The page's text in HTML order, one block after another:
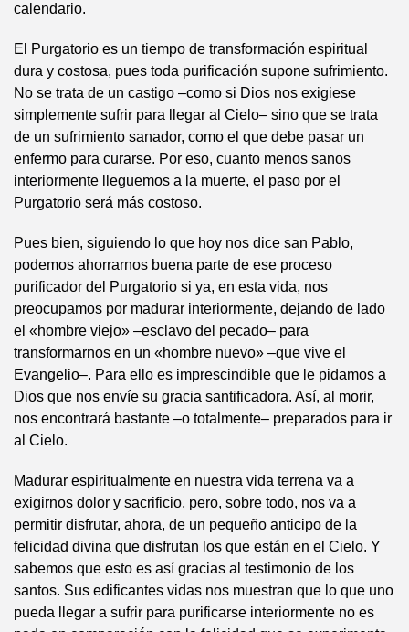
calendario.
El Purgatorio es un tiempo de transformación espiritual
dura y costosa, pues toda purificación supone sufrimiento.
No se trata de un castigo –como si Dios nos exigiese
simplemente sufrir para llegar al Cielo– sino que se trata
de un sufrimiento sanador, como el que debe pasar un
enfermo para curarse. Por eso, cuanto menos sanos
interiormente lleguemos a la muerte, el paso por el
Purgatorio será más costoso.
Pues bien, siguiendo lo que hoy nos dice san Pablo,
podemos ahorrarnos buena parte de ese proceso
purificador del Purgatorio si ya, en esta vida, nos
preocupamos por madurar interiormente, dejando de lado
el «hombre viejo» –esclavo del pecado– para
transformarnos en un «hombre nuevo» –que vive el
Evangelio–. Para ello es imprescindible que le pidamos a
Dios que nos envíe su gracia santificadora. Así, al morir,
nos encontrará bastante –o totalmente– preparados para ir
al Cielo.
Madurar espiritualmente en nuestra vida terrena va a
exigirnos dolor y sacrificio, pero, sobre todo, nos va a
permitir disfrutar, ahora, de un pequeño anticipo de la
felicidad divina que disfrutan los que están en el Cielo. Y
sabemos que esto es así gracias al testimonio de los
santos. Sus edificantes vidas nos muestran que lo que uno
pueda llegar a sufrir para purificarse interiormente no es